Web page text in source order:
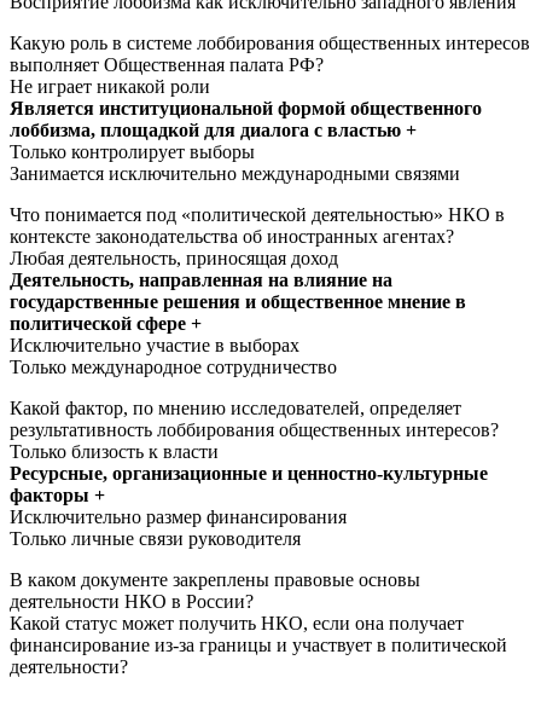
Какую роль в системе лоббирования общественных интересов
выполняет Общественная палата РФ?
Не играет никакой роли
Является институциональной формой общественного
лоббизма, площадкой для диалога с властью +
Только контролирует выборы
Занимается исключительно международными связями
Что понимается под «политической деятельностью» НКО в
контексте законодательства об иностранных агентах?
Любая деятельность, приносящая доход
Деятельность, направленная на влияние на
государственные решения и общественное мнение в
политической сфере +
Исключительно участие в выборах
Только международное сотрудничество
Какой фактор, по мнению исследователей, определяет
результативность лоббирования общественных интересов?
Только близость к власти
Ресурсные, организационные и ценностно-культурные
факторы +
Исключительно размер финансирования
Только личные связи руководителя
В каком документе закреплены правовые основы
деятельности НКО в России?
Какой статус может получить НКО, если она получает
финансирование из-за границы и участвует в политической
деятельности?